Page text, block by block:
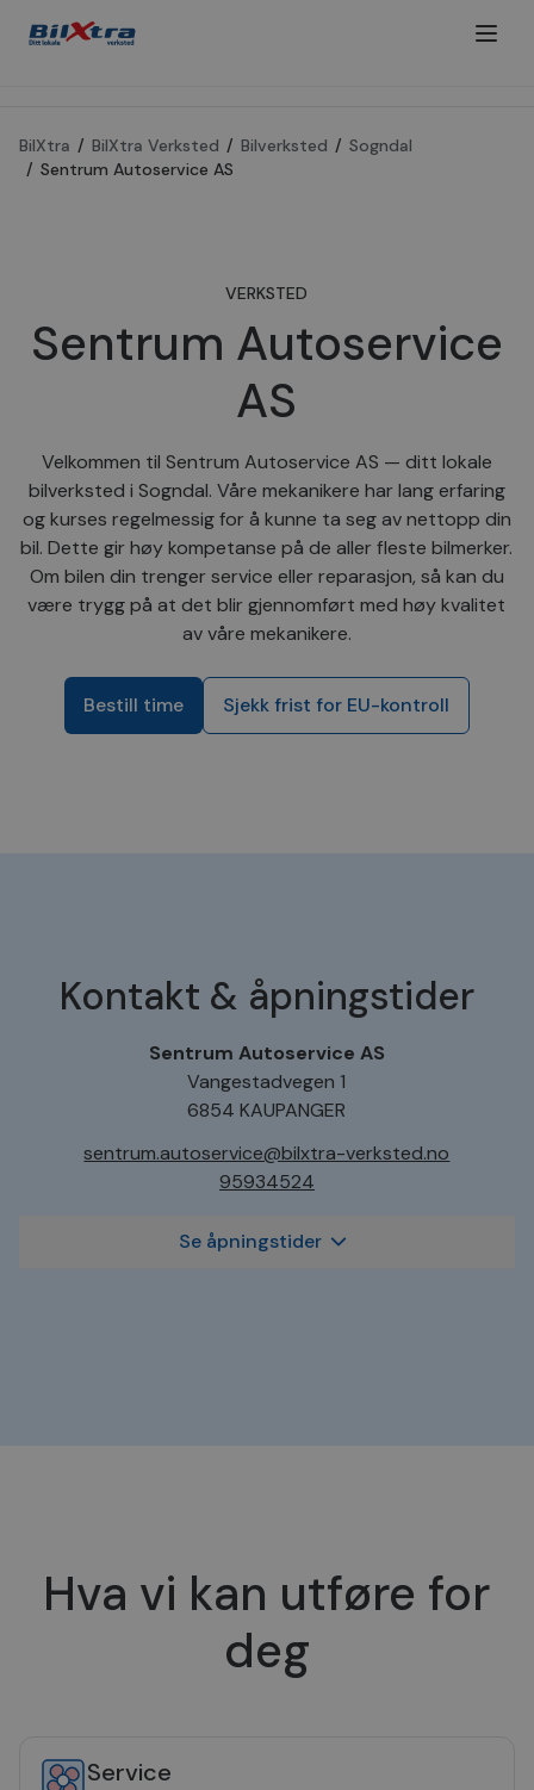
BilXtra / BilXtra Verksted / Bilverksted / Sogndal
/ Sentrum Autoservice AS
VERKSTED
Sentrum Autoservice
AS
Velkommen til Sentrum Autoservice AS — ditt lokale
bilverksted i Sogndal. Våre mekanikere har lang erfaring
og kurses regelmessig for å kunne ta seg av nettopp din
bil. Dette gir høy kompetanse på de aller fleste bilmerker.
Om bilen din trenger service eller reparasjon, så kan du
være trygg på at det blir gjennomført med høy kvalitet
av våre mekanikere.
Bestill time Sjekk frist for EU-kontroll
Kontakt & åpningstider
Sentrum Autoservice AS
Vangestadvegen 1
6854 KAUPANGER
sentrum.autoservice@bilxtra-verksted.no
95934524
Se åpningstider
Hva vi kan utføre for
deg
Service